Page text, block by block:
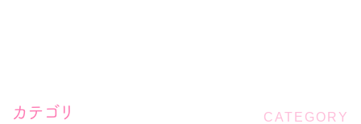
カテゴリ